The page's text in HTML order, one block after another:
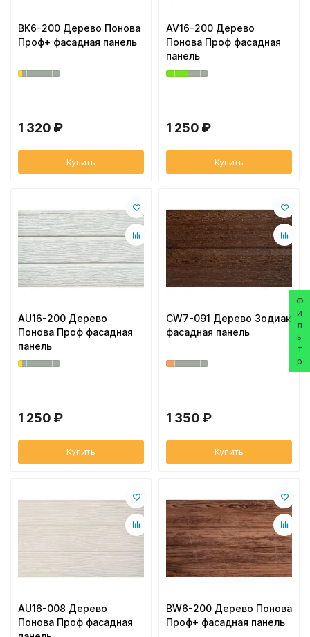
Фильтр
BK6-200 Дерево Понова
Проф+ фасадная панель
1 320 ₽
Купить
AV16-200 Дерево
Понова Проф фасадная
панель
1 250 ₽
Купить
AU16-200 Дерево
Понова Проф фасадная
панель
1 250 ₽
Купить
CW7-091 Дерево Зодиак
фасадная панель
1 350 ₽
Купить
AU16-008 Дерево
Понова Проф фасадная
BW6-200 Дерево Понова
Проф+ фасадная панель